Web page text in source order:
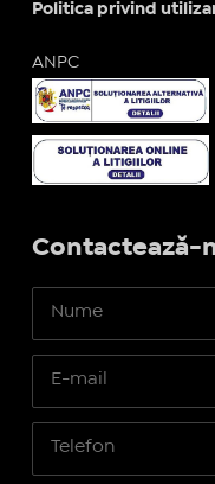
Politica privind
ANPC
Contactează-